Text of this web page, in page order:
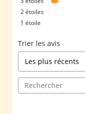
2étoiles
1étoile
Trier les avis